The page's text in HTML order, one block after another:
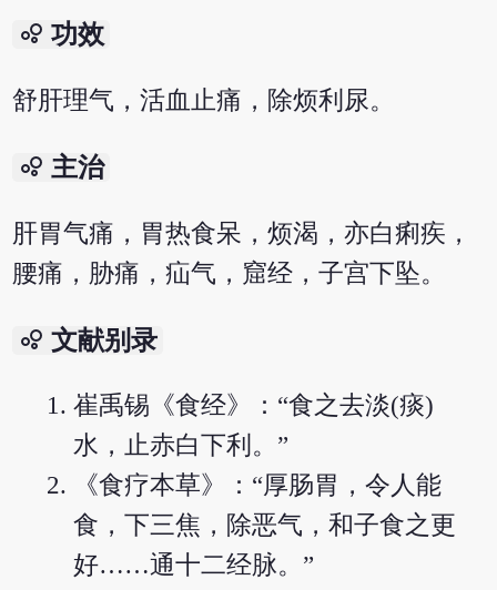
bubble_chart 功效
舒肝理气，活血止痛，除烦利尿。
bubble_chart 主治
肝胃气痛，胃热食呆，烦渴，亦白痢疾，
腰痛，胁痛，疝气，窟经，子宫下坠。
bubble_chart 文献别录
崔禹锡《食经》：“食之去淡(痰)
水，止赤白下利。”
《食疗本草》：“厚肠胃，令人能
食，下三焦，除恶气，和子食之更
好……通十二经脉。”